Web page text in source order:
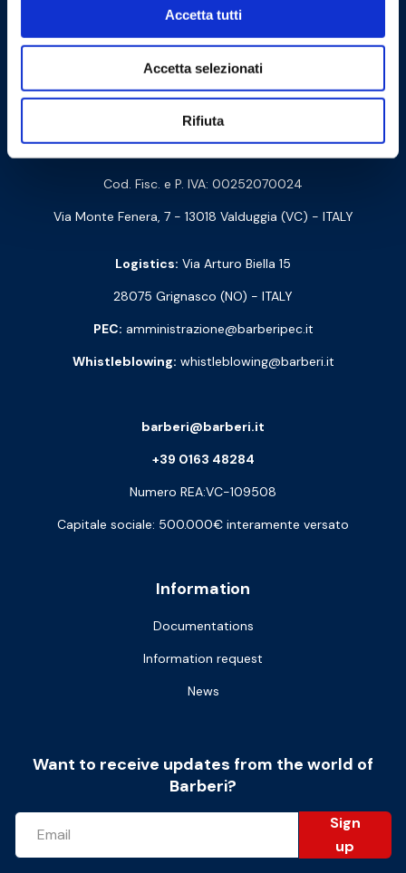
Accetta tutti
Accetta selezionati
Rifiuta
Cookie Policy Privacy Policy
Contact us
Cod. Fisc. e P. IVA: 00252070024
Via Monte Fenera, 7 - 13018 Valduggia (VC) - ITALY
Logistics: Via Arturo Biella 15
28075 Grignasco (NO) - ITALY
PEC: amministrazione@barberipec.it
Whistleblowing: whistleblowing@barberi.it
Information
Documentations
Information request
News
barberi@barberi.it
+39 0163 48284
Numero REA:VC-109508
Capitale sociale: 500.000€ interamente versato
Want to receive updates from the world of
Barberi?
Sign
up